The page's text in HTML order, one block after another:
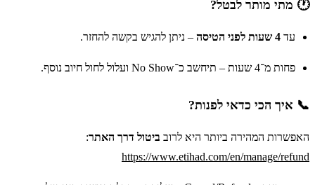
🕐 מתי מותר לבטל?
עד 4 שעות לפני הטיסה – ניתן להגיש בקשה להחזר.
פחות מ־4 שעות – תיחשב כ־No Show ועלול לחול חיוב נוסף.
📞 איך הכי כדאי לפנות?
האפשרות המהירה ביותר היא לרוב ביטול דרך האתר:
https://www.etihad.com/en/manage/refund